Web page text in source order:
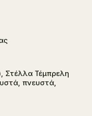
Στέλλα Τέμπρελη
πνευστά,